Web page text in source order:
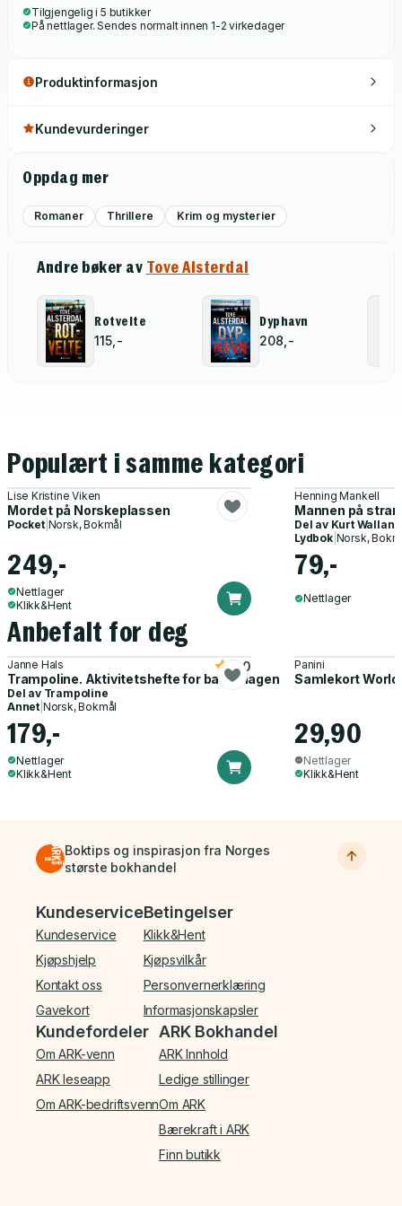
Tilgjengelig i 5 butikker
På nettlager. Sendes normalt innen 1-2 virkedager
Produktinformasjon
Kundevurderinger
Oppdag mer
Romaner Thrillere Krim og mysterier
Andre bøker av Tove Alsterdal
Rotvelte
115,-
Dyphavn
208,-
Populært i samme kategori
Lise Kristine Viken
Mordet på Norskeplassen
Pocket| Norsk, Bokmål
249,-
Nettlager
Klikk&Hent
Henning Mankell
Mannen på
Del av Kurt
Lydbok| Norsk,
79,-
Nettlager
Anbefalt for deg
Janne Hals
Trampoline. Aktivitetshefte for barnehagen
5.0
Del av Trampoline
Annet Norsk, Bokmål
179,-
Nettlager
Klikk&Hent
Panini
Samlekort
29,90
Nettlager
Klikk&Hent
Boktips og inspirasjon fra Norges
største bokhandel
Bunnmeny
Kundeservice
Kundeservice
Kjøpshjelp
Kontakt oss
Gavekort
Betingelser
Klikk&Hent
Kjøpsvilkår
Personvernerklæring
Informasjonskapsler
Kundefordeler
Om ARK-venn
ARK leseapp
Om ARK-bedriftsvenn
ARK Bokhandel
ARK Innhold
Ledige stillinger
Om ARK
Bærekraft i ARK
Finn butikk